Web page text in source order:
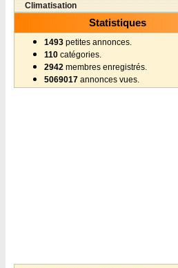
Climatisation
Statistiques
1493 petites annonces.
110 catégories.
2942 membres enregistrés.
5069017 annonces vues.